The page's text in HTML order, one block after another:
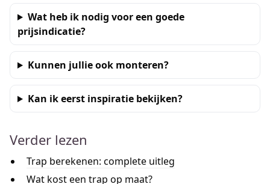
Wat heb ik nodig voor een goede
prijsindicatie?
Kunnen jullie ook monteren?
Kan ik eerst inspiratie bekijken?
Verder lezen
Trap berekenen: complete uitleg
Wat kost een trap op maat?